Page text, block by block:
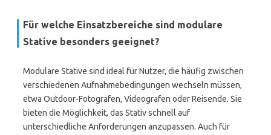
Für welche Einsatzbereiche sind modulare
Stative besonders geeignet?
Modulare Stative sind ideal für Nutzer, die häufig zwischen
verschiedenen Aufnahmebedingungen wechseln müssen,
etwa Outdoor-Fotografen, Videografen oder Reisende. Sie
bieten die Möglichkeit, das Stativ schnell auf
unterschiedliche Anforderungen anzupassen. Auch für